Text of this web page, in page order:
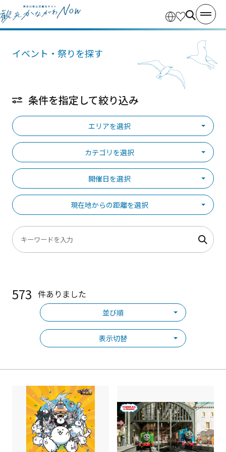
イベント・祭りを探す
条件を指定して絞り込み
エリアを選択
カテゴリを選択
開催日を選択
現在地からの距離を選択
573 件ありました
並び順
表示切替